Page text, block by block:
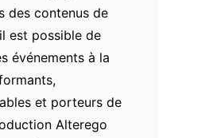
des contenus de
est possible de
événements à la
et porteurs de
Alterego